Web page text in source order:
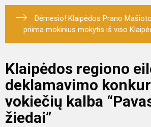
Dėmesio! Klaipėdos Prano
priima mokinius mokytis iš viso
Klaipėdos regiono
deklamavimo
vokiečių kalba
žiedai”